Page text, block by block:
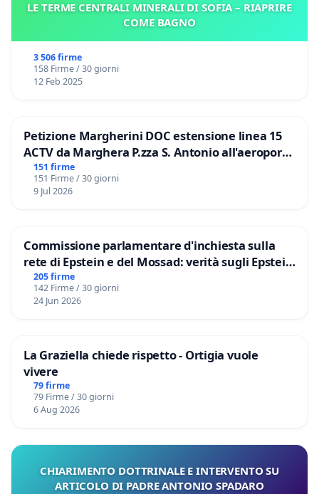
LE TERME CENTRALI MINERALI DI SOFIA – RIAPRIRE
COME BAGNO
3 506 firme
158 Firme / 30 giorni
12 Feb 2025
Petizione Margherini DOC estensione linea 15
ACTV da Marghera P.zza S. Antonio all'aeroporto
Marco Polo tariffa a € 1,50
151 firme
151 Firme / 30 giorni
9 Jul 2026
Commissione parlamentare d'inchiesta sulla
rete di Epstein e del Mossad: verità sugli Epstein
Files
205 firme
142 Firme / 30 giorni
24 Jun 2026
La Graziella chiede rispetto - Ortigia vuole
vivere
79 firme
79 Firme / 30 giorni
6 Aug 2026
CHIARIMENTO DOTTRINALE E INTERVENTO SU
ARTICOLO DI PADRE ANTONIO SPADARO